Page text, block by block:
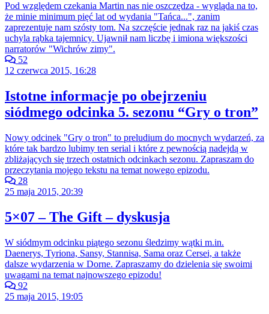
Pod względem czekania Martin nas nie oszczędza - wygląda na to,
że minie minimum pięć lat od wydania "Tańca...", zanim
zaprezentuje nam szósty tom. Na szczęście jednak raz na jakiś czas
uchyla rąbka tajemnicy. Ujawnił nam liczbę i imiona większości
narratorów "Wichrów zimy".
52
12 czerwca 2015, 16:28
Istotne informacje po obejrzeniu
siódmego odcinka 5. sezonu “Gry o tron”
Nowy odcinek "Gry o tron" to preludium do mocnych wydarzeń, za
które tak bardzo lubimy ten serial i które z pewnością nadejdą w
zbliżających się trzech ostatnich odcinkach sezonu. Zapraszam do
przeczytania mojego tekstu na temat nowego epizodu.
28
25 maja 2015, 20:39
5×07 – The Gift – dyskusja
W siódmym odcinku piątego sezonu śledzimy wątki m.in.
Daenerys, Tyriona, Sansy, Stannisa, Sama oraz Cersei, a także
dalsze wydarzenia w Dorne. Zapraszamy do dzielenia się swoimi
uwagami na temat najnowszego epizodu!
92
25 maja 2015, 19:05